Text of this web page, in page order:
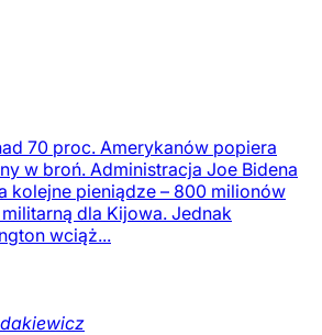
70 proc. Amerykanów popiera
w broń. Administracja Joe Bidena
kolejne pieniądze – 800 milionów
dla Kijowa. Jednak
wciąż...